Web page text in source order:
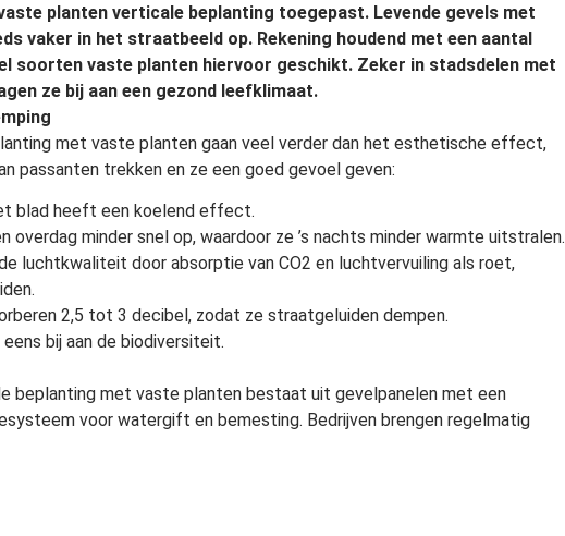
planten verticale beplanting toegepast. Levende gevels met
vaker in het straatbeeld op. Rekening houdend met een aantal
soorten vaste planten hiervoor geschikt. Zeker in stadsdelen met
ze bij aan een gezond leefklimaat.
met vaste planten gaan veel verder dan het esthetische effect,
passanten trekken en ze een goed gevoel geven:
blad heeft een koelend effect.
overdag minder snel op, waardoor ze ’s nachts minder warmte uitstralen.
luchtkwaliteit door absorptie van CO2 en luchtvervuiling als roet,
2,5 tot 3 decibel, zodat ze straatgeluiden dempen.
bij aan de biodiversiteit.
beplanting met vaste planten bestaat uit gevelpanelen met een
voor watergift en bemesting. Bedrijven brengen regelmatig